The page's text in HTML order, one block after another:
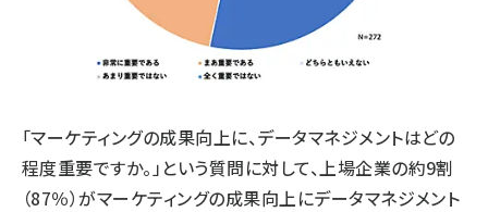
「マーケティングの成果向上に、データマネジメントはどの
程度重要ですか。」という質問に対して、上場企業の約9割
（87％）がマーケティングの成果向上にデータマネジメント